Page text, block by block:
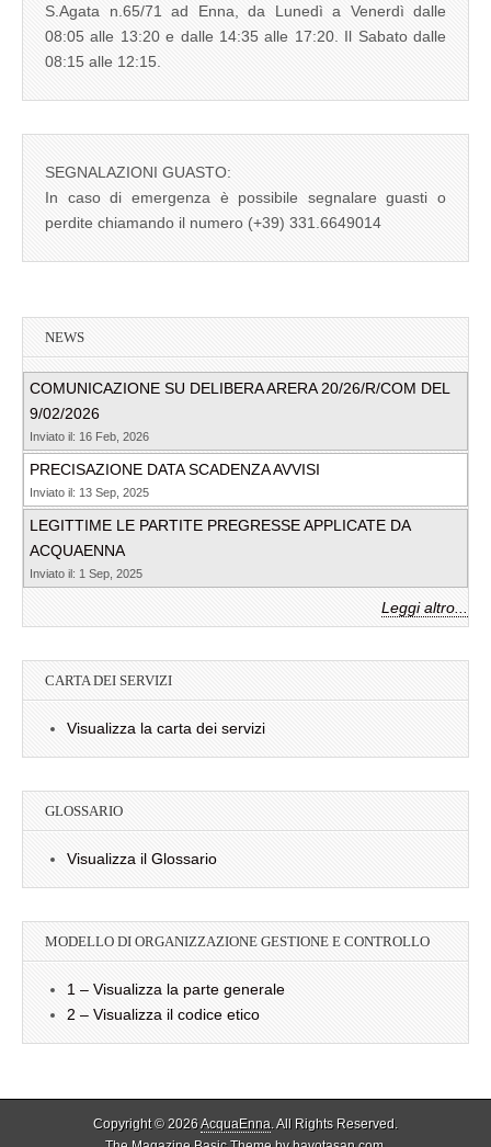
S.Agata n.65/71 ad Enna, da Lunedì a Venerdì dalle
08:05 alle 13:20 e dalle 14:35 alle 17:20. Il Sabato dalle
08:15 alle 12:15.
SEGNALAZIONI GUASTO:
In caso di emergenza è possibile segnalare guasti o
perdite chiamando il numero (+39) 331.6649014
NEWS
COMUNICAZIONE SU DELIBERA ARERA 20/26/R/COM DEL
9/02/2026
Inviato il: 16 Feb, 2026
PRECISAZIONE DATA SCADENZA AVVISI
Inviato il: 13 Sep, 2025
LEGITTIME LE PARTITE PREGRESSE APPLICATE DA
ACQUAENNA
Inviato il: 1 Sep, 2025
Leggi altro...
CARTA DEI SERVIZI
Visualizza la carta dei servizi
GLOSSARIO
Visualizza il Glossario
MODELLO DI ORGANIZZAZIONE GESTIONE E CONTROLLO
1 – Visualizza la parte generale
2 – Visualizza il codice etico
Copyright © 2026AcquaEnna. All Rights Reserved.